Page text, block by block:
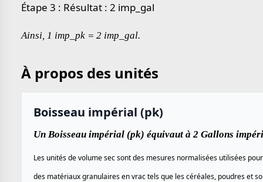
Étape 3 : Résultat : 2 imp_gal
Ainsi, 1 imp_pk = 2 imp_gal.
À propos des unités
Boisseau impérial (pk)
Un Boisseau impérial (pk) équivaut à 2 Gallons
Les unités de volume sec sont des mesures normalisées utilisées
des matériaux granulaires en vrac tels que les céréales, poudres et